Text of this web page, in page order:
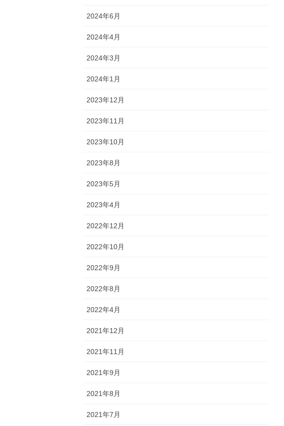
2024年6月
2024年4月
2024年3月
2024年1月
2023年12月
2023年11月
2023年10月
2023年8月
2023年5月
2023年4月
2022年12月
2022年10月
2022年9月
2022年8月
2022年4月
2021年12月
2021年11月
2021年9月
2021年8月
2021年7月